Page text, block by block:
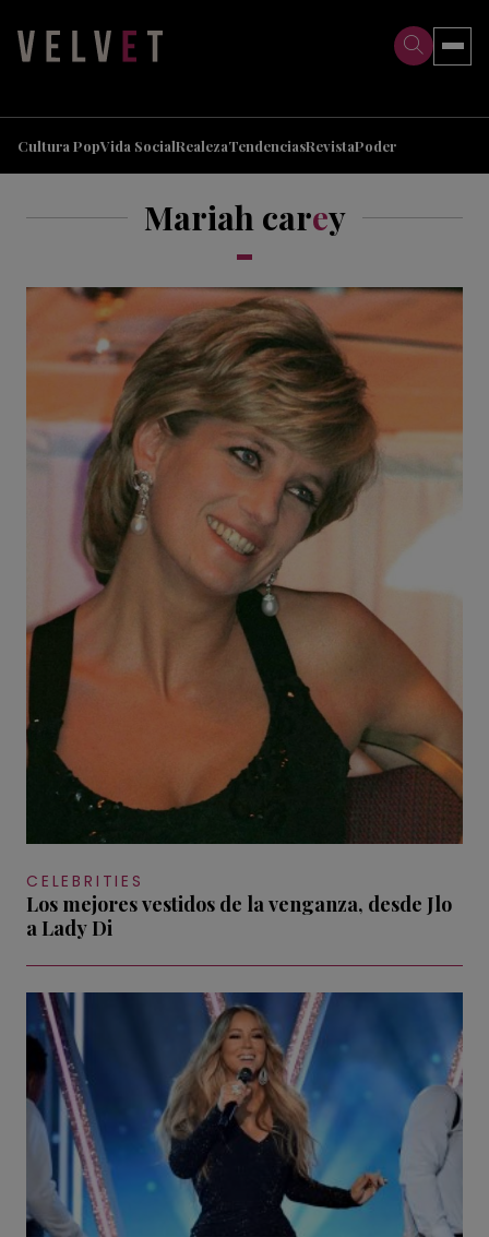
Cultura PopVida SocialRealezaTendenciasRevistaPoder
Mariah carey
CELEBRITIES
Los mejores vestidos de la venganza, desde Jlo
a Lady Di